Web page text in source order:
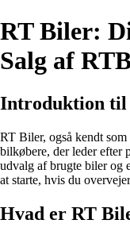
RT Biler:
Salg af
Introduktion
RT Biler, også kendt
bilkøbere, der leder efter
udvalg af brugte biler og
at starte, hvis du
Hvad er RT